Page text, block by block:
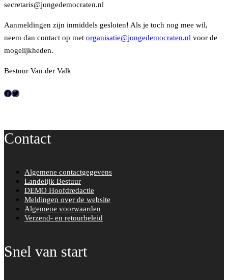
secretaris@jongedemocraten.nl
Aanmeldingen zijn inmiddels gesloten! Als je toch nog mee wil,
neem dan contact op met organisatie@jongedemocraten.nl voor de
mogelijkheden.
Bestuur Van der Valk
F
e
T
t
Contact
Algemene contactgegevens
Landelijk Bestuur
DEMO Hoofdredactie
Meldingen over de website
Algemene voorwaarden
Verzend- en retourbeleid
Snel van start